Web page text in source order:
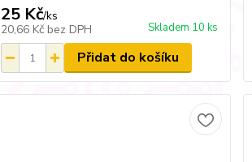
25 Kč/ks
20,66 Kč bez DPH Skladem 10 ks
Přidat do košíku